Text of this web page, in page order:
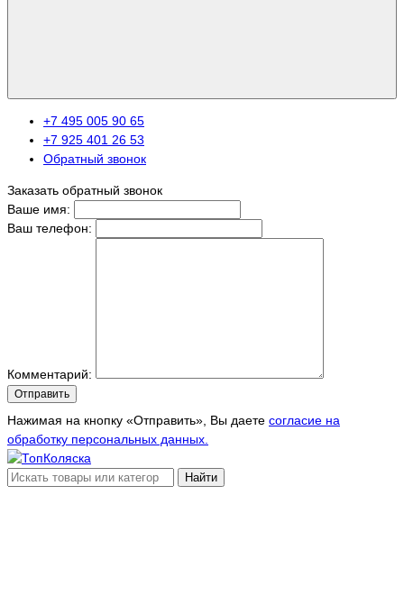
+7 495 005 90 65
+7 925 401 26 53
Обратный звонок
Заказать обратный звонок
Ваше имя:
Ваш телефон:
Комментарий:
Отправить
Нажимая на кнопку «Отправить», Вы даете согласие на
обработку персональных данных.
Найти